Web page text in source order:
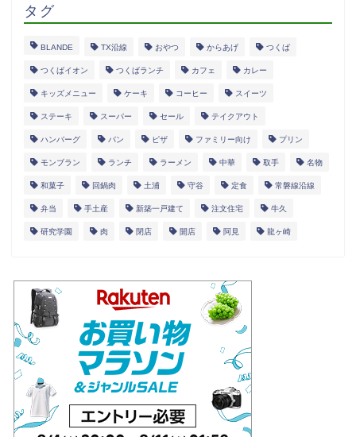
タグ
BLANDE TX沿線 おやつ からあげ つくば
つくばイオン つくばランチ カフェ カレー
キッズメニュー ケーキ コーヒー スイーツ
ステーキ スーパー セール テイクアウト
ハンバーグ パン ピザ ファミリー向け プリン
モンブラン ランチ ラーメン 中華 取手 名物
和菓子 回鍋肉 土浦 守谷 定食 常磐線沿線
弁当 手土産 新築一戸建て 注文住宅 牛久
研究学園 肉 閉店 開店 阿見 龍ヶ崎